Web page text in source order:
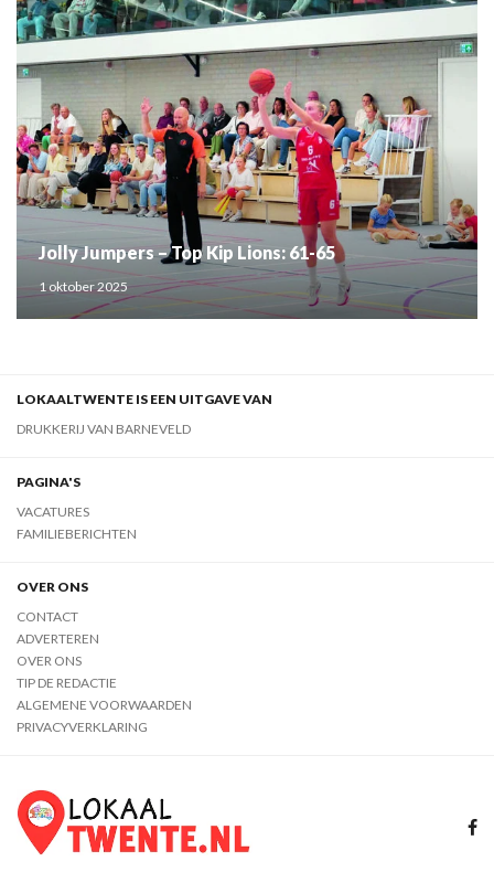
Jolly Jumpers – Top Kip Lions: 61-65
1 oktober 2025
LOKAALTWENTE IS EEN UITGAVE VAN
DRUKKERIJ VAN BARNEVELD
PAGINA'S
VACATURES
FAMILIEBERICHTEN
OVER ONS
CONTACT
ADVERTEREN
OVER ONS
TIP DE REDACTIE
ALGEMENE VOORWAARDEN
PRIVACYVERKLARING